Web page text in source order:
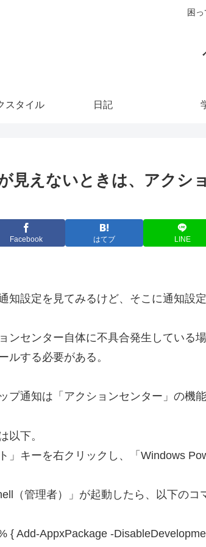
困
スタイル 日記
見えないときは、アクシ
Facebook はてブ LINE
知設定を見てみるけど、そこに通知設
ンセンター自体に不具合発生している
ルする必要がある。
プ通知は「アクションセンター」の機能
以下。
」キーを右クリックし、「Windows
（管理者）」が起動したら、以下の
{ Add-AppxPackage -